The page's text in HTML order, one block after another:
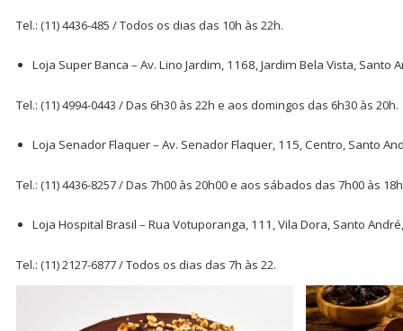
Tel.: (11) 4436-485 / Todos os dias das 10h às 22h.
Loja Super Banca – Av. Lino Jardim, 1168, Jardim Bela Vista, Santo
Tel.: (11) 4994-0443 / Das 6h30 às 22h e aos domingos das 6h30 às 20h.
Loja Senador Flaquer – Av. Senador Flaquer, 115, Centro, Santo
Tel.: (11) 4436-8257 / Das 7h00 às 20h00 e aos sábados das 7h00 às
Loja Hospital Brasil – Rua Votuporanga, 111, Vila Dora, Santo
Tel.: (11) 2127-6877 / Todos os dias das 7h às 22.